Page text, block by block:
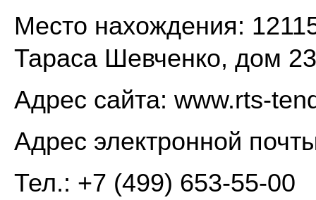
Место нахождения:
Тараса Шевченко, дом
Адрес сайта: www.rts-
Адрес электронной
Тел.: +7 (499) 653-55-00